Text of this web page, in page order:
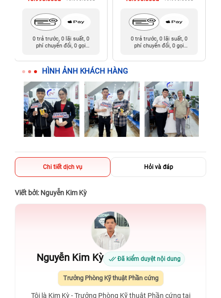
0 trả trước, 0 lãi suất, 0
phí chuyển đổi, 0 gọi
0 trả trước, 0 lãi suất, 0
phí chuyển đổi, 0 gọi
HÌNH ẢNH KHÁCH HÀNG
Chi tiết dịch vụ Hỏi và đáp
Viết bởi: Nguyễn Kim Kỳ
Nguyễn Kim Kỳ Đã kiểm duyệt nội dung
Trưởng Phòng Kỹ thuật Phần cứng
Tôi là Kim Kỳ - Trưởng Phòng Kỹ thuật Phần cứng tại